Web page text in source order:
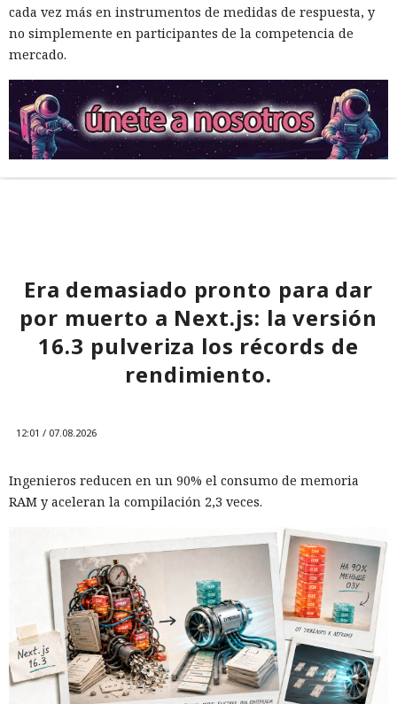
cada vez más en instrumentos de medidas de respuesta, y
no simplemente en participantes de la competencia de
mercado.
Era demasiado pronto para dar
por muerto a Next.js: la versión
16.3 pulveriza los récords de
rendimiento.
12:01 / 07.08.2026
Ingenieros reducen en un 90% el consumo de memoria
RAM y aceleran la compilación 2,3 veces.